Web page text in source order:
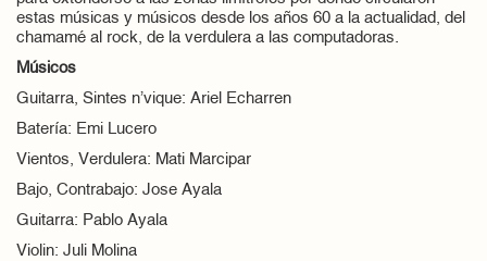
estas músicas y músicos desde los años 60 a la actualidad, del
chamamé al rock, de la verdulera a las computadoras.
Músicos
Guitarra, Sintes n’vique: Ariel Echarren
Batería: Emi Lucero
Vientos, Verdulera: Mati Marcipar
Bajo, Contrabajo: Jose Ayala
Guitarra: Pablo Ayala
Violin: Juli Molina